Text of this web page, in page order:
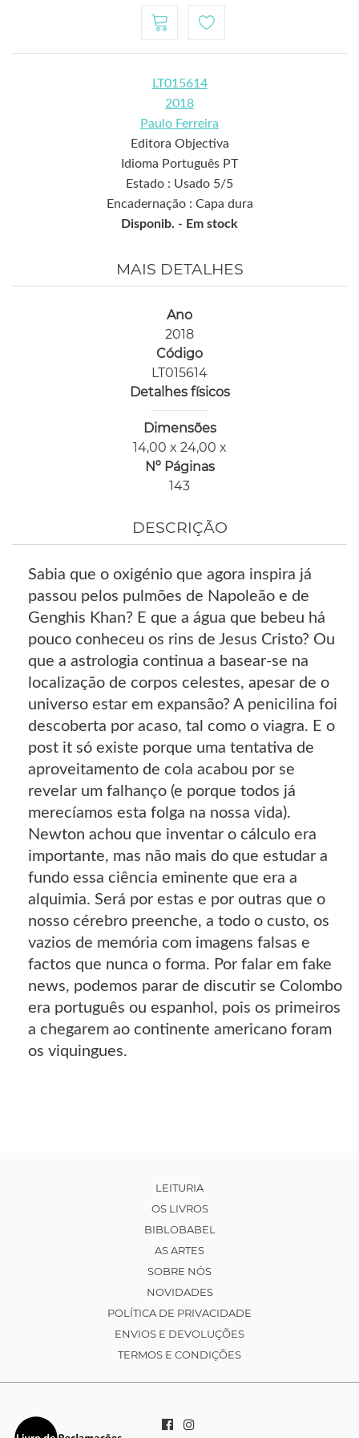
LT015614
2018
Paulo Ferreira
Editora Objectiva
Idioma Português PT
Estado : Usado 5/5
Encadernação : Capa dura
Disponib. - Em stock
MAIS DETALHES
Ano
2018
Código
LT015614
Detalhes físicos
Dimensões
14,00 x 24,00 x
Nº Páginas
143
DESCRIÇÃO
Sabia que o oxigénio que agora inspira já
passou pelos pulmões de Napoleão e de
Genghis Khan? E que a água que bebeu há
pouco conheceu os rins de Jesus Cristo? Ou
que a astrologia continua a basear-se na
localização de corpos celestes, apesar de o
universo estar em expansão? A penicilina foi
descoberta por acaso, tal como o viagra. E o
post it só existe porque uma tentativa de
aproveitamento de cola acabou por se
revelar um falhanço (e porque todos já
merecíamos esta folga na nossa vida).
Newton achou que inventar o cálculo era
importante, mas não mais do que estudar a
fundo essa ciência eminente que era a
alquimia. Será por estas e por outras que o
nosso cérebro preenche, a todo o custo, os
vazios de memória com imagens falsas e
factos que nunca o forma. Por falar em fake
news, podemos parar de discutir se Colombo
era português ou espanhol, pois os primeiros
a chegarem ao continente americano foram
os viquingues.
LEITURIA
OS LIVROS
BIBLOBABEL
AS ARTES
SOBRE NÓS
NOVIDADES
POLÍTICA DE PRIVACIDADE
ENVIOS E DEVOLUÇÕES
TERMOS E CONDIÇÕES